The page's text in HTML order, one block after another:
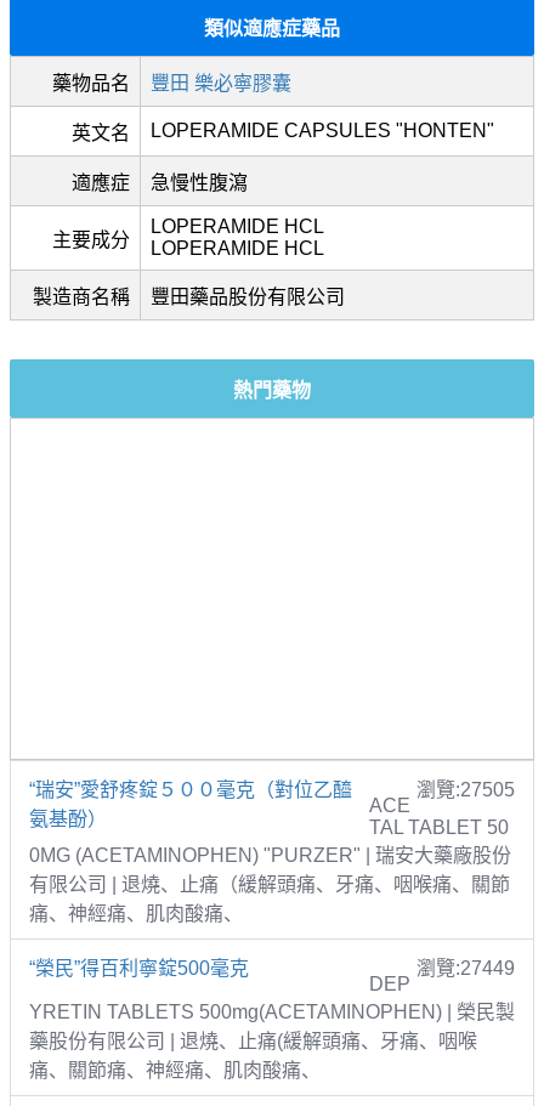
類似適應症藥品
藥物品名 豐田 樂必寧膠囊
英文名 LOPERAMIDE CAPSULES "HONTEN"
適應症 急慢性腹瀉
主要成分
LOPERAMIDE HCL
LOPERAMIDE HCL
製造商名稱 豐田藥品股份有限公司
熱門藥物
“瑞安”愛舒疼錠５００毫克（對位乙醯
氨基酚）
瀏覽:27505
ACE
TAL TABLET 50
0MG (ACETAMINOPHEN) "PURZER" | 瑞安大藥廠股份
有限公司 | 退燒、止痛（緩解頭痛、牙痛、咽喉痛、關節
痛、神經痛、肌肉酸痛、
“榮民”得百利寧錠500毫克 瀏覽:27449
DEP
YRETIN TABLETS 500mg(ACETAMINOPHEN) | 榮民製
藥股份有限公司 | 退燒、止痛(緩解頭痛、牙痛、咽喉
痛、關節痛、神經痛、肌肉酸痛、